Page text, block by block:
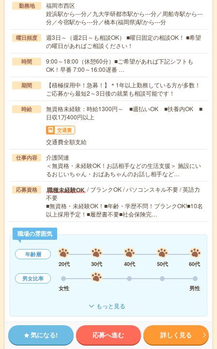
勤務地
福岡市西区
姪浜駅から---分／九大学研都市駅から---分／周船寺駅から---
分／今宿駅から---分／橋本(福岡県)駅から---分
曜日頻度
週3日～（週2日～も相談OK） ■曜日固定の相談OK！ ■希望
の曜日があればご相談ください！
時間
9:00～18:00（休憩60分）■ご希望があれば下記シフトも
OK！早番 7:00～16:00遅番 …
期間
【積極採用中！急募！】＊1年以上勤務している方が多数！
ご応募から最短2～3日後の就業も相談可能です！
時給
無資格未経験：時給1300円～ ■週払いOK ■扶養内OK ■
日収1万400円以上
交通費
交通費全額支給
仕事内容
介護関連
＜無資格・未経験OK！お話相手などの生活支援＞ 施設にい
るおじいちゃん・おばあちゃんのお話し相手など…
応募資格 職種未経験OK / ブランクOK / パソコンスキル不要 / 英語力
不要
■無資格・未経験OK！■年齢・学歴不問！ブランクOK!■10名
以上採用予定！■履歴書不要■社会保険完…
職場の雰囲気
年齢層
20代
30代 40代 50代
60代
男女比率
女性
男性
もっと見る
気になる! 応募へ進む 詳しく見る